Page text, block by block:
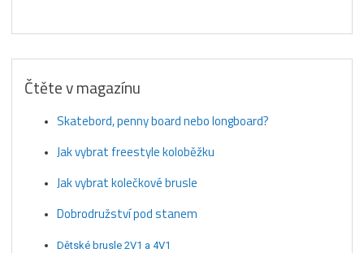
Čtěte v magazínu
Skatebord, penny board nebo longboard?
Jak vybrat freestyle koloběžku
Jak vybrat kolečkové brusle
Dobrodružství pod stanem
Dětské brusle 2V1 a 4V1